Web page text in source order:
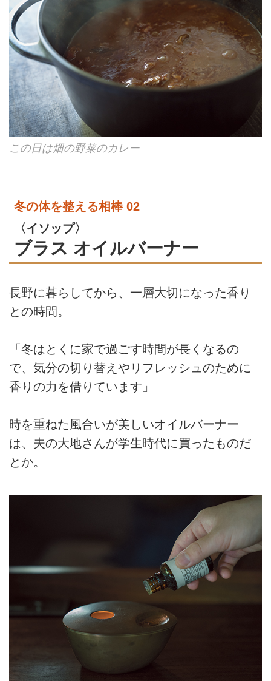
この日は畑の野菜のカレー
冬の体を整える相棒 02
〈イソップ〉
ブラス オイルバーナー
長野に暮らしてから、一層大切になった香り
との時間。
「冬はとくに家で過ごす時間が長くなるの
で、気分の切り替えやリフレッシュのために
香りの力を借りています」
時を重ねた風合いが美しいオイルバーナー
は、夫の大地さんが学生時代に買ったものだ
とか。